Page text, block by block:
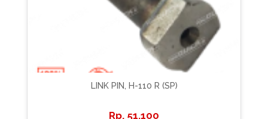
LINK PIN, H-110 R (SP)
51.100